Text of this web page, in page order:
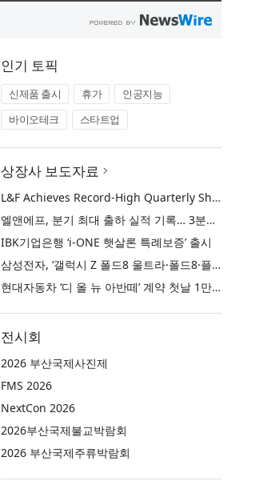
인기 토픽
신제품 출시 휴가
인공지능
바이오테크
스타트업
상장사 보도자료
L&F Achieves Record-High Quarterly Shipments, Begins LFP Supply for North American ESS in Q3 Advancing its Two-Track NCM and LFP Growth Strategy
엘앤에프, 분기 최대 출하 실적 기록… 3분기 북미 ESS향 LFP 공급 착수 NCM+LFP ‘2-Track’ 성장 전략 실현
IBK기업은행 ‘i-ONE 햇살론 특례보증’ 출시
삼성전자, ‘갤럭시 Z 폴드8 울트라·폴드8·플립8’과 ‘갤럭시 워치 울트라2·워치9’ 국내 공식 출시
현대자동차 ‘디 올 뉴 아반떼’ 계약 첫날 1만 대 돌파
전시회
2026 부산국제사진제
FMS 2026
NextCon 2026
2026부산국제불교박람회
2026 부산국제주류박람회